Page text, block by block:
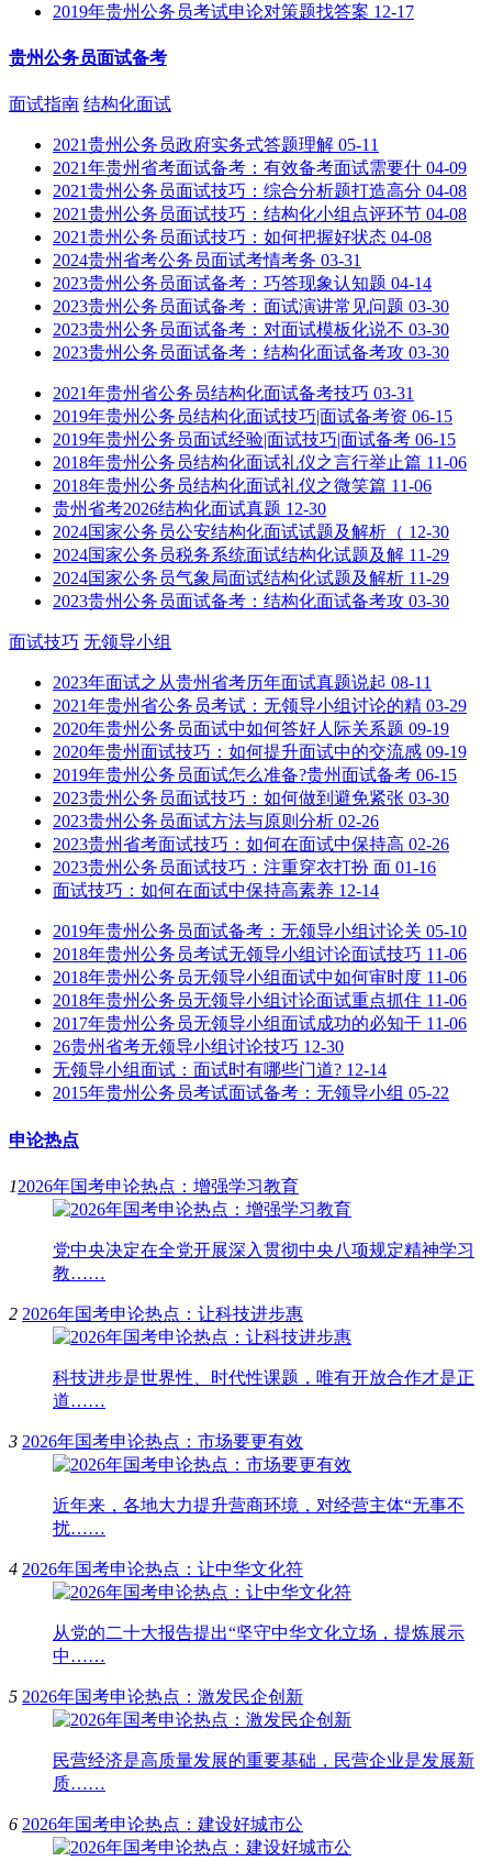
2019年贵州公务员考试申论对策题找答案 12-17
贵州公务员面试备考
面试指南 结构化面试
2021贵州公务员政府实务式答题理解 05-11
2021年贵州省考面试备考：有效备考面试需要什 04-09
2021贵州公务员面试技巧：综合分析题打造高分 04-08
2021贵州公务员面试技巧：结构化小组点评环节 04-08
2021贵州公务员面试技巧：如何把握好状态 04-08
2024贵州省考公务员面试考情考务 03-31
2023贵州公务员面试备考：巧答现象认知题 04-14
2023贵州公务员面试备考：面试演讲常见问题 03-30
2023贵州公务员面试备考：对面试模板化说不 03-30
2023贵州公务员面试备考：结构化面试备考攻 03-30
2021年贵州省公务员结构化面试备考技巧 03-31
2019年贵州公务员结构化面试技巧|面试备考资 06-15
2019年贵州公务员面试经验|面试技巧|面试备考 06-15
2018年贵州公务员结构化面试礼仪之言行举止篇 11-06
2018年贵州公务员结构化面试礼仪之微笑篇 11-06
贵州省考2026结构化面试真题 12-30
2024国家公务员公安结构化面试试题及解析（ 12-30
2024国家公务员税务系统面试结构化试题及解 11-29
2024国家公务员气象局面试结构化试题及解析 11-29
2023贵州公务员面试备考：结构化面试备考攻 03-30
面试技巧 无领导小组
2023年面试之从贵州省考历年面试真题说起 08-11
2021年贵州省公务员考试：无领导小组讨论的精 03-29
2020年贵州公务员面试中如何答好人际关系题 09-19
2020年贵州面试技巧：如何提升面试中的交流感 09-19
2019年贵州公务员面试怎么准备?贵州面试备考 06-15
2023贵州公务员面试技巧：如何做到避免紧张 03-30
2023贵州公务员面试方法与原则分析 02-26
2023贵州省考面试技巧：如何在面试中保持高 02-26
2023贵州公务员面试技巧：注重穿衣打扮 面 01-16
面试技巧：如何在面试中保持高素养 12-14
2019年贵州公务员面试备考：无领导小组讨论关 05-10
2018年贵州公务员考试无领导小组讨论面试技巧 11-06
2018年贵州公务员无领导小组面试中如何审时度 11-06
2018年贵州公务员无领导小组讨论面试重点抓住 11-06
2017年贵州公务员无领导小组面试成功的必知干 11-06
26贵州省考无领导小组讨论技巧 12-30
无领导小组面试：面试时有哪些门道? 12-14
2015年贵州公务员考试面试备考：无领导小组 05-22
申论热点
12026年国考申论热点：增强学习教育
党中央决定在全党开展深入贯彻中央八项规定精神学习
教……
2 2026年国考申论热点：让科技进步惠
科技进步是世界性、时代性课题，唯有开放合作才是正
道……
3 2026年国考申论热点：市场要更有效
近年来，各地大力提升营商环境，对经营主体“无事不
扰……
4 2026年国考申论热点：让中华文化符
从党的二十大报告提出“坚守中华文化立场，提炼展示
中……
5 2026年国考申论热点：激发民企创新
民营经济是高质量发展的重要基础，民营企业是发展新
质……
6 2026年国考申论热点：建设好城市公